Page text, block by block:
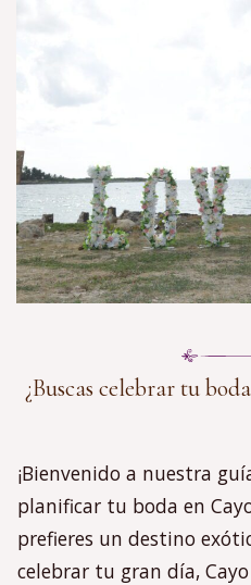
¿Buscas celebrar tu
¡Bienvenido a nuestra
planificar tu boda en
prefieres un destino
celebrar tu gran día,